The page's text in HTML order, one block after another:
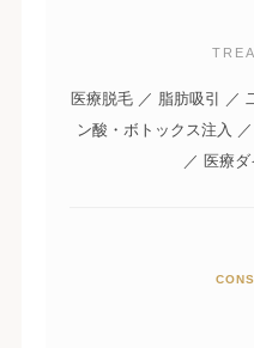
医療脱毛 ／ 脂肪吸引 ／
ン酸・ボトックス注入
／ 医療